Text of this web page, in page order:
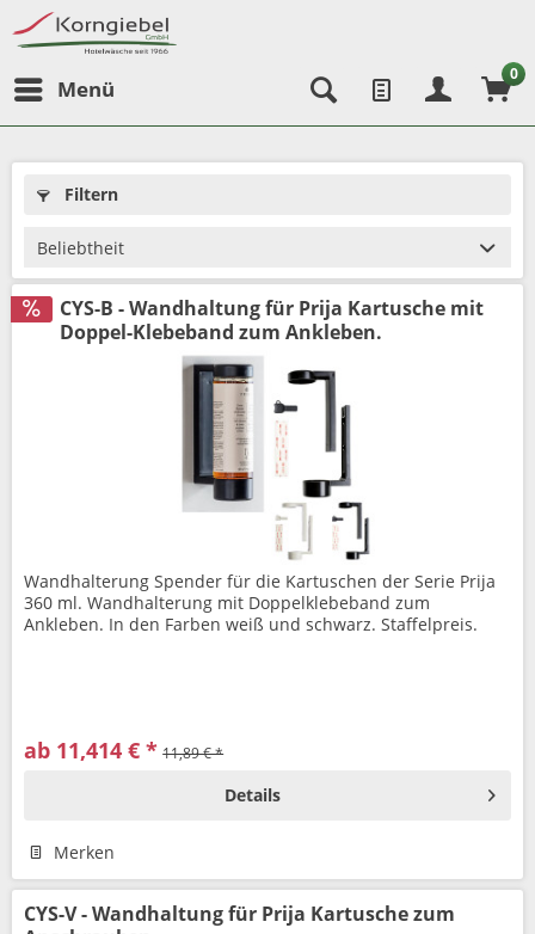
Menü
0
Filtern
CYS-B - Wandhaltung für Prija Kartusche mit
Doppel-Klebeband zum Ankleben.
Wandhalterung Spender für die Kartuschen der Serie Prija
360 ml. Wandhalterung mit Doppelklebeband zum
Ankleben. In den Farben weiß und schwarz. Staffelpreis.
ab 11,414 € * 11,89 € *
Details
Merken
CYS-V - Wandhaltung für Prija Kartusche zum